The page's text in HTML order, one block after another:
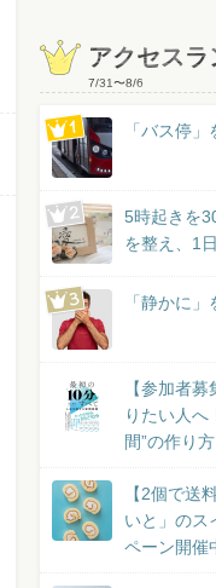
アクセス
7/31〜8/6
「バス停
5時起きを
を整え、1
「静かに
【参加者
りたい人へ
間”の作り
【2個で送
いと」のス
ペーン開催